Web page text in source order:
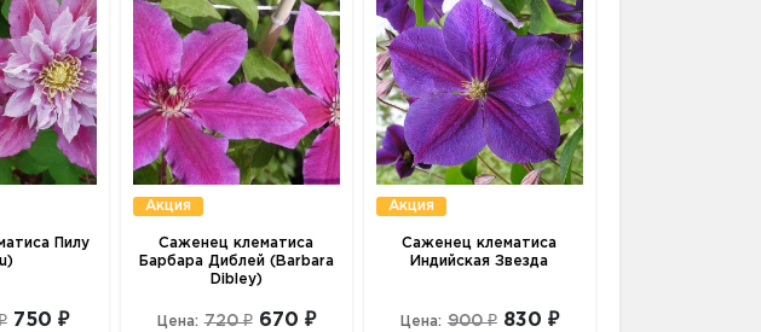
Пилу
750 ₽
Акция
Саженец клематиса
Барбара Диблей (Barbara
Dibley)
Цена: 720 ₽ 670 ₽
Акция
Саженец клематиса
Индийская Звезда
Цена: 900 ₽ 830 ₽